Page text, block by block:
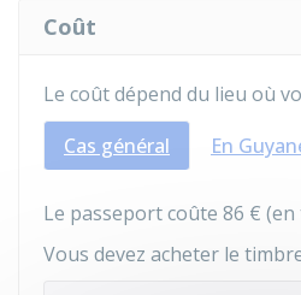
Coût
Le coût dépend du lieu où
Cas général
En
Le passeport coûte 86 € (en
Vous devez acheter le